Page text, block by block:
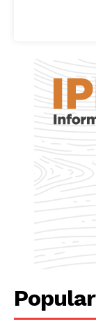
Popular